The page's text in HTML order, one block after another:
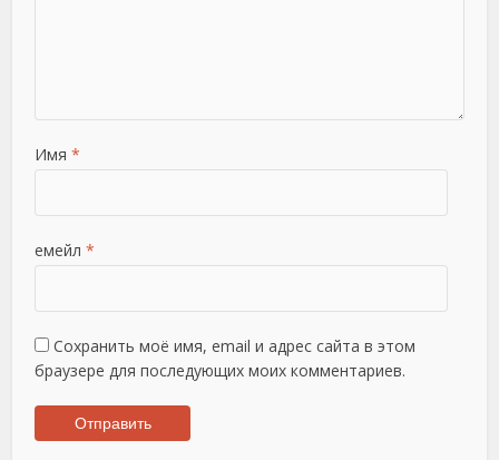
Имя *
емейл *
Сохранить моё имя, email и адрес сайта в этом
браузере для последующих моих комментариев.